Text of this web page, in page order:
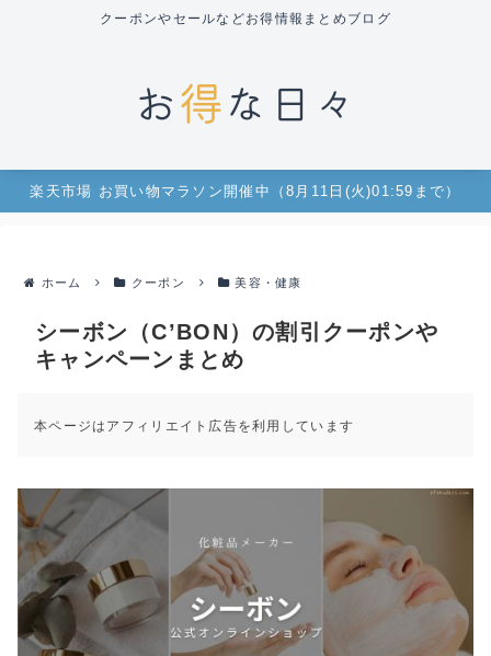
クーポンやセールなどお得情報まとめブログ
楽天市場 お買い物マラソン開催中（8月11日(火)01:59まで）
ホーム クーポン 美容・健康
シーボン（C’BON）の割引クーポンや
キャンペーンまとめ
本ページはアフィリエイト広告を利用しています